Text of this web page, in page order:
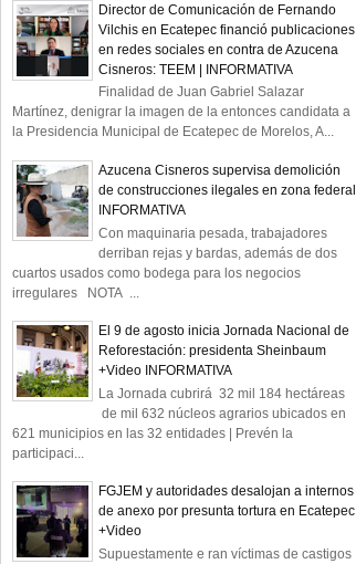
Director de Comunicación de Fernando
Vilchis en Ecatepec financió publicaciones
en redes sociales en contra de Azucena
Cisneros: TEEM | INFORMATIVA
Finalidad de Juan Gabriel Salazar
Martínez, denigrar la imagen de la entonces candidata a
la Presidencia Municipal de Ecatepec de Morelos, A...
Azucena Cisneros supervisa demolición
de construcciones ilegales en zona federal
INFORMATIVA
Con maquinaria pesada, trabajadores
derriban rejas y bardas, además de dos
cuartos usados como bodega para los negocios
irregulares NOTA ...
El 9 de agosto inicia Jornada Nacional de
Reforestación: presidenta Sheinbaum
+Video INFORMATIVA
La Jornada cubrirá 32 mil 184 hectáreas
de mil 632 núcleos agrarios ubicados en
621 municipios en las 32 entidades | Prevén la
participaci...
FGJEM y autoridades desalojan a internos
de anexo por presunta tortura en Ecatepec
+Video
Supuestamente e ran víctimas de castigos